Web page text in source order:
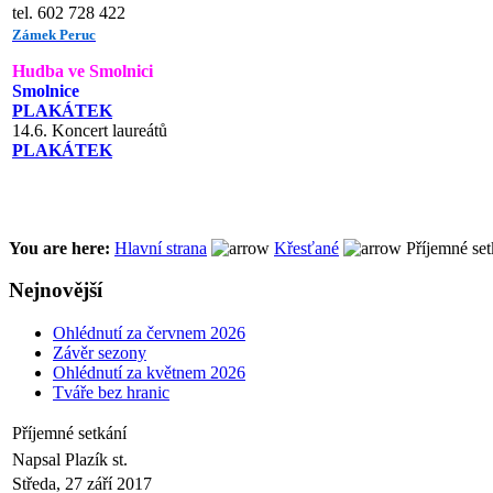
tel. 602 728 422
Zámek Peruc
Hudba ve Smolnici
Smolnice
PLAKÁTEK
14.6. Koncert laureátů
PLAKÁTEK
You are here: Hlavní strana Křesťané Příjemné
Nejnovější
Ohlédnutí za červnem 2026
Závěr sezony
Ohlédnutí za květnem 2026
Tváře bez hranic
Příjemné setkání
Napsal Plazík st.
Středa, 27 září 2017